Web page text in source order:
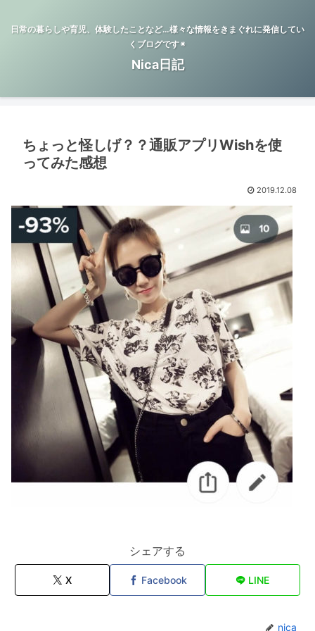
日常の暮らしや育児、体験したことなど…様々な情報をきまぐれに発信してい
くブログです✴︎
Nica日記
ちょっと怪しげ？？通販アプリWishを使
ってみた感想
2019.12.08
シェアする
X Facebook LINE
nica